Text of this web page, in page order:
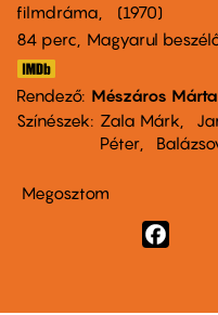
filmdráma
1970
84 perc,
Magyarul
Rendező Mészáros Márta
Színészek
Zala Márk
Péter
Megosztom